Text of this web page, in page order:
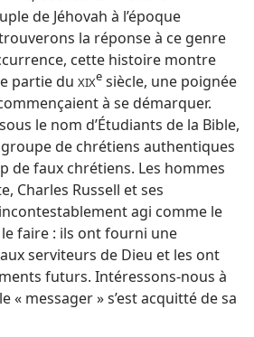
de Jéhovah à l’époque
la réponse à ce genre
cette histoire montre
partie du XIXe siècle, une poignée
à se démarquer.
le nom d’Étudiants de la Bible,
de chrétiens authentiques
de faux chrétiens. Les hommes
Charles Russell et ses
agi comme le
faire : ils ont fourni une
serviteurs de Dieu et les ont
futurs. Intéressons-​nous à
« messager » s’est acquitté de sa